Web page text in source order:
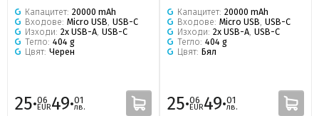
Капацитет: 20000 mAh
Входове: Micro USB USB-C
Изходи: 2x USB-A USB-C
Тегло: 404 g
Цвят: Черен
25·06
EUR49·01
лв.
Капацитет: 20000 mAh
Входове: Micro USB USB-C
Изходи: 2x USB-A USB-C
Тегло: 404 g
Цвят: Бял
25·06
EUR49·01
лв.